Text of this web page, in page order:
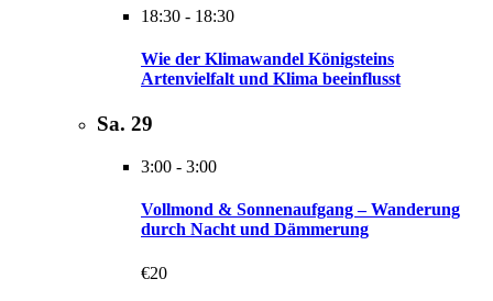
18:30 - 18:30
Wie der Klimawandel Königsteins
Artenvielfalt und Klima beeinflusst
Sa. 29
3:00 - 3:00
Vollmond & Sonnenaufgang – Wanderung
durch Nacht und Dämmerung
€20